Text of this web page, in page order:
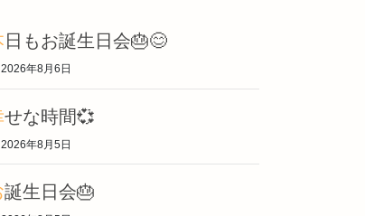
本日もお誕生日会🎂😊
2026年8月6日
幸せな時間💞
2026年8月5日
お誕生日会🎂